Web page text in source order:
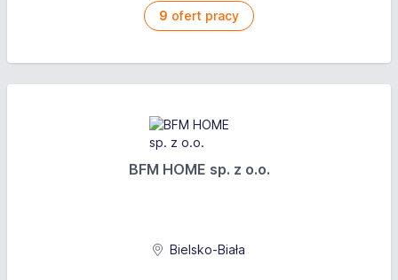
9 ofert pracy
BFM HOME sp. z o.o.
Bielsko-Biała